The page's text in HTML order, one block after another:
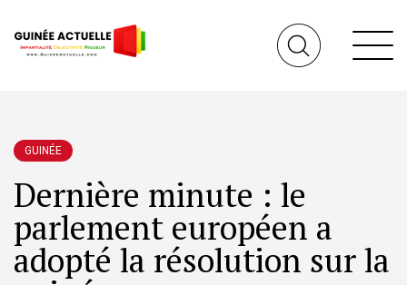
GUINÉE
Dernière minute : le
parlement européen a
adopté la résolution sur la